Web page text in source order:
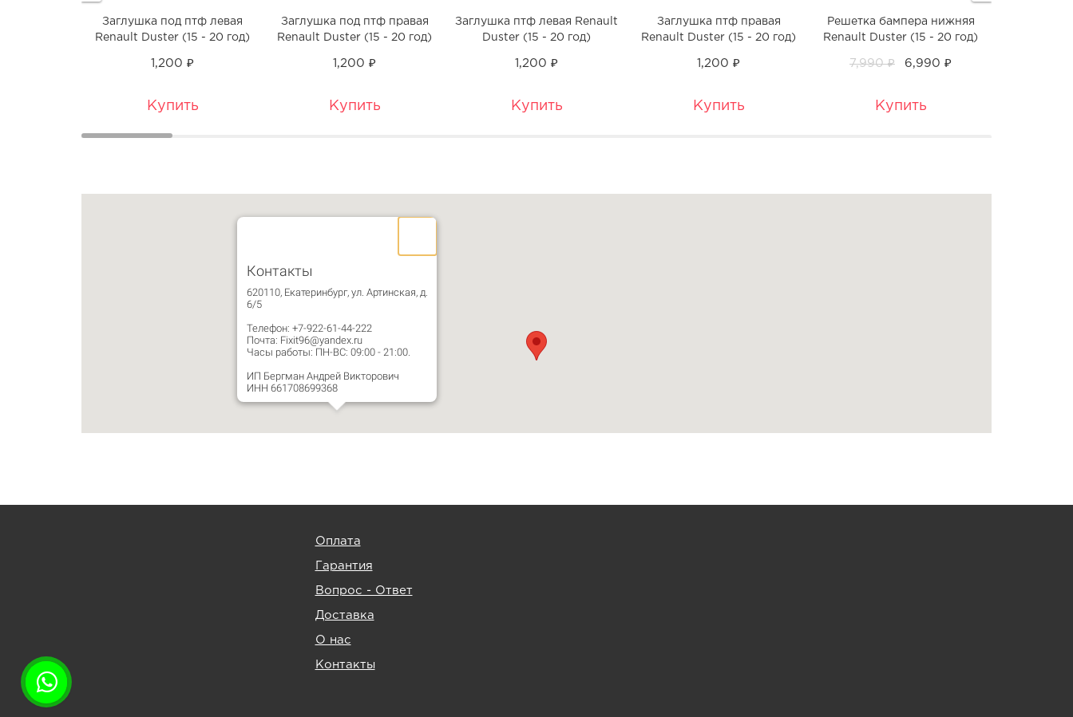
Заглушка под птф левая
Renault Duster (15 - 20 год)
1,200 ₽
Купить
Заглушка под птф правая
Renault Duster (15 - 20 год)
1,200 ₽
Купить
Заглушка птф левая Renault
Duster (15 - 20 год)
1,200 ₽
Купить
Заглушка птф правая
Renault Duster (15 - 20 год)
1,200 ₽
Купить
Решетка бампера нижняя
Renault Duster (15 - 20 год)
7,990 ₽ 6,990 ₽
Купить
Контакты
620110, Екатеринбург, ул. Артинская, д.
6/5
Телефон: +7-922-61-44-222
Почта: Fixit96@yandex.ru
Часы работы: ПН-ВС: 09:00 - 21:00.
ИП Бергман Андрей Викторович
ИНН 661708699368
Оплата
Гарантия
Вопрос - Ответ
Доставка
О нас
Контакты